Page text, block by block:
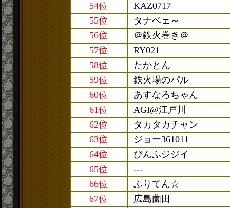
54位
KAZ0717
55位
タナベェ～
56位
＠鉄火巻き＠
57位
RY021
58位
たかとん
59位
鉄火場のパル
60位
あすなろちゃん
61位
AGI@江戸川
62位
タカタカチャン
63位
ジョー361011
64位
ぴんふジジイ
65位
---
66位
ふりてん☆
67位
広島薗田